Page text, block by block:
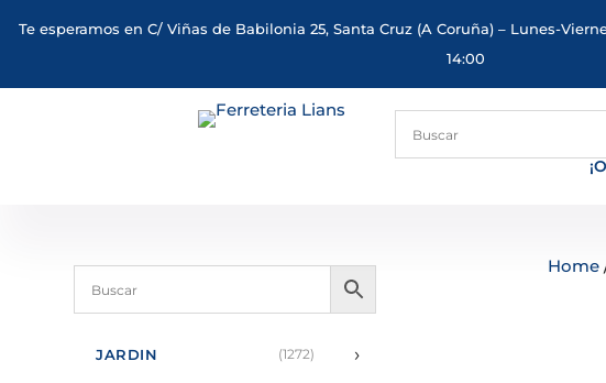
Te esperamos en C/ Viñas de Babilonia 25, Santa Cruz (A Coruña) – Lunes-
14:00
JARDIN (1272) ›
Home